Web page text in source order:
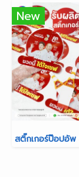
New